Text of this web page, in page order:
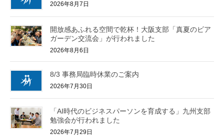
2026年8月7日
開放感あふれる空間で乾杯！大阪支部「真夏のビア
ガーデン交流会」が行われました
2026年8月6日
8/3 事務局臨時休業のご案内
2026年7月30日
「AI時代のビジネスパーソンを育成する」九州支部
勉強会が行われました
2026年7月29日